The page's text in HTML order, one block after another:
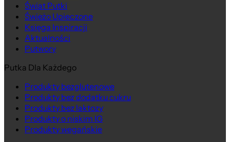
Świat Putki
Świeżo Upieczone
Księga Inspiracji
Aktualności
Putwory
Putka Dla Każdego
Produkty bezglutenowe
Produkty bez dodatku cukru
Produkty bez laktozy
Produkty o niskim IG
Produkty wegańskie